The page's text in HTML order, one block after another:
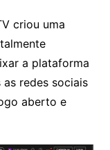
criou uma
a plataforma
redes sociais
aberto e